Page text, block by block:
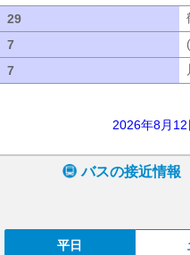
29
7
7
2026年8月
バスの接近情報
平日